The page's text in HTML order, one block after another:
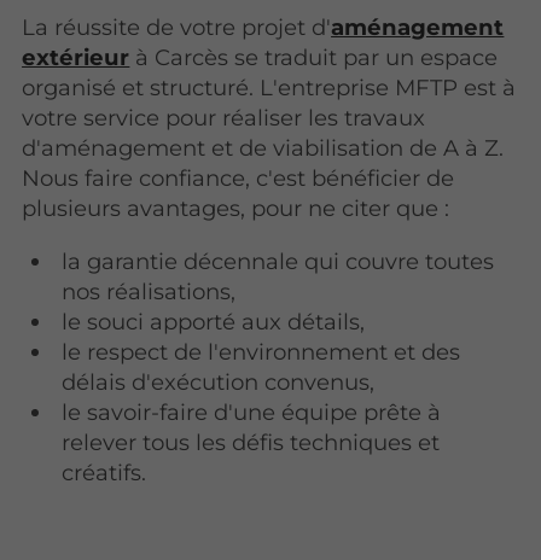
La réussite de votre projet d'aménagement
extérieur à Carcès se traduit par un espace
organisé et structuré. L'entreprise MFTP est à
votre service pour réaliser les travaux
d'aménagement et de viabilisation de A à Z.
Nous faire confiance, c'est bénéficier de
plusieurs avantages, pour ne citer que :
la garantie décennale qui couvre toutes
nos réalisations,
le souci apporté aux détails,
le respect de l'environnement et des
délais d'exécution convenus,
le savoir-faire d'une équipe prête à
relever tous les défis techniques et
créatifs.